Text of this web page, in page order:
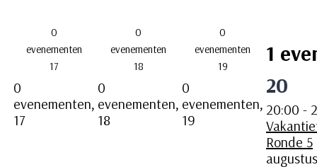
0
evenementen
17
0
evenementen,
17
0
evenementen
18
0
evenementen,
18
0
evenementen
19
0
evenementen,
19
1
20
20:00 -
Ronde 5